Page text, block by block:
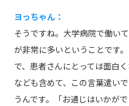
ヨっちゃん：
そうですね。大学病院で働い
が非常に多いということです
で、患者さんにとっては面白
なども含めて、この言葉遣い
うんです。「お通じはいかが